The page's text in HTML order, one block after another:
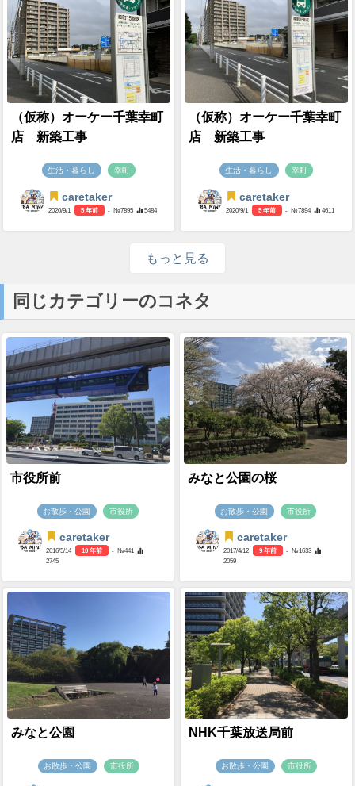
（仮称）オーケー千葉幸町
店 新築工事
生活・暮らし 幸町
caretaker
2020/9/1 5 年前 - №7895 5484
（仮称）オーケー千葉幸町
店 新築工事
生活・暮らし 幸町
caretaker
2020/9/1 5 年前 - №7894 4611
もっと見る
同じカテゴリーのコネタ
市役所前
お散歩・公園 市役所
caretaker
2016/5/14 10 年前
- №441
2745
みなと公園の桜
お散歩・公園 市役所
caretaker
2017/4/12 9 年前
- №1633
2059
みなと公園
お散歩・公園 市役所
NHK千葉放送局前
お散歩・公園 市役所